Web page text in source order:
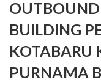
BUILDING
KOTABARU
PURNAMA